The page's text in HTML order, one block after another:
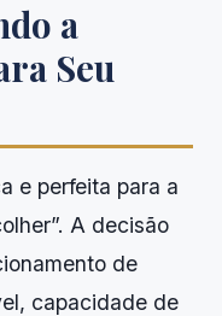
a
Seu
e perfeita para a
A decisão
de
capacidade de